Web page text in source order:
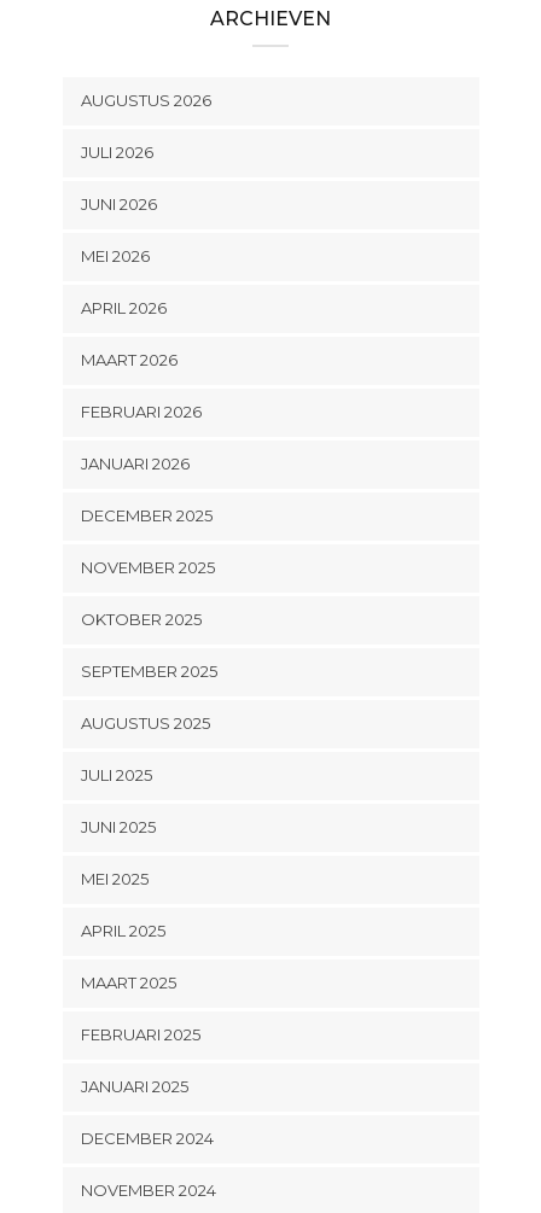
ARCHIEVEN
AUGUSTUS 2026
JULI 2026
JUNI 2026
MEI 2026
APRIL 2026
MAART 2026
FEBRUARI 2026
JANUARI 2026
DECEMBER 2025
NOVEMBER 2025
OKTOBER 2025
SEPTEMBER 2025
AUGUSTUS 2025
JULI 2025
JUNI 2025
MEI 2025
APRIL 2025
MAART 2025
FEBRUARI 2025
JANUARI 2025
DECEMBER 2024
NOVEMBER 2024